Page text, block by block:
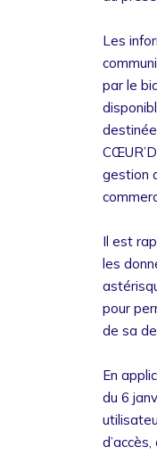
Les
par le
gestion
Il est
les
pour
de sa
En
du 6